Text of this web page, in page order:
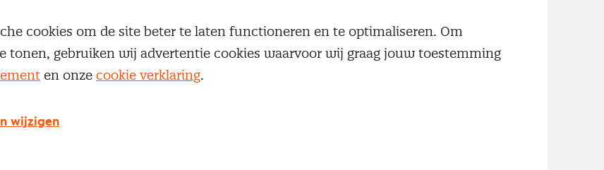
Nevi account?
account krijg je gratis toegang tot:
cookies om de site beter te laten functioneren en te optimaliseren. Om
tonen, gebruiken wij advertentie cookies waarvoor wij graag jouw toestemming
en onze cookie verklaring.
wijzigen